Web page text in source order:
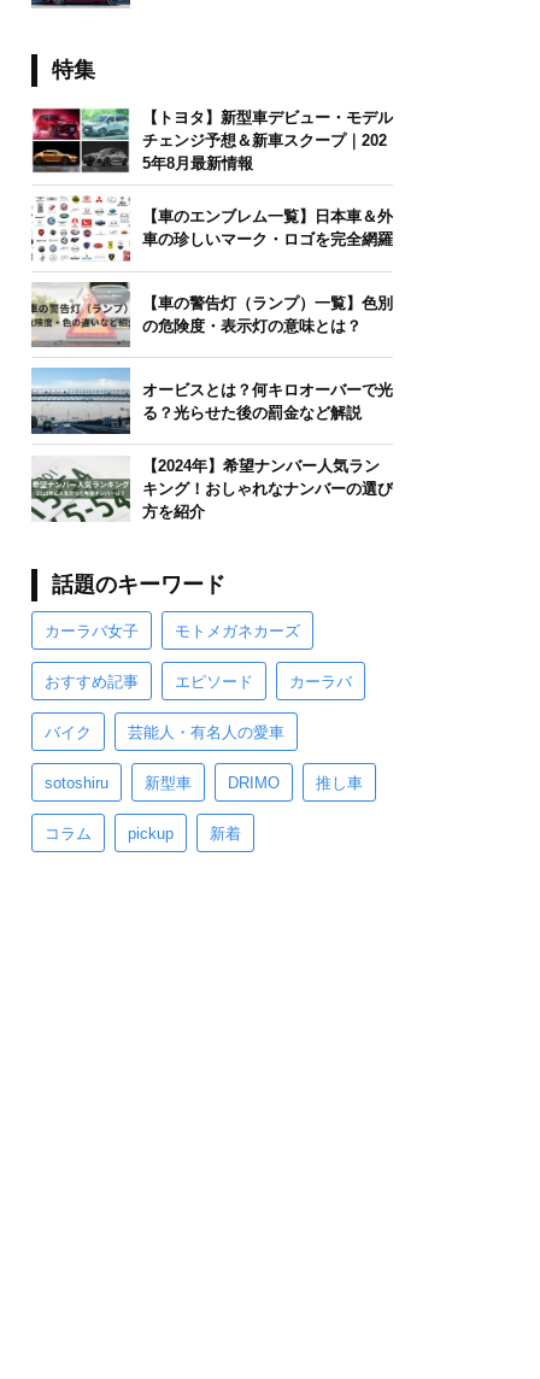
特集
【トヨタ】新型車デビュー・モデル
チェンジ予想＆新車スクープ｜202
5年8月最新情報
【車のエンブレム一覧】日本車＆外
車の珍しいマーク・ロゴを完全網羅
【車の警告灯（ランプ）一覧】色別
の危険度・表示灯の意味とは？
オービスとは？何キロオーバーで光
る？光らせた後の罰金など解説
【2024年】希望ナンバー人気ラン
キング！おしゃれなナンバーの選び
方を紹介
話題のキーワード
カーラバ女子 モトメガネカーズ
おすすめ記事 エピソード カーラバ
バイク 芸能人・有名人の愛車
sotoshiru 新型車 DRIMO 推し車
コラム pickup 新着